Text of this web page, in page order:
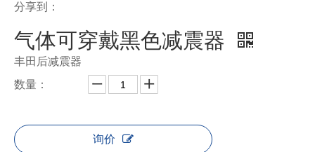
分享到：
气体可穿戴黑色减震器
丰田后减震器
数量：
询价